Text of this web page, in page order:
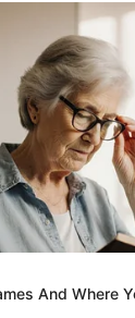
And Where